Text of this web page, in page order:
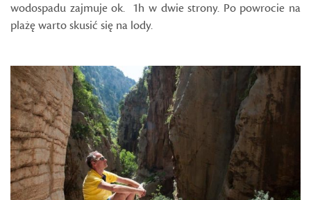
wodospadu zajmuje ok. 1h w dwie strony. Po powrocie na
plażę warto skusić się na lody.